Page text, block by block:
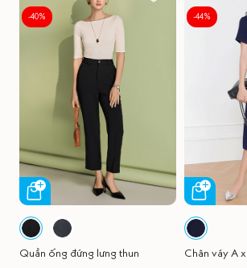
-40%
Quần ống đứng lưng thun
-44%
Chân váy A